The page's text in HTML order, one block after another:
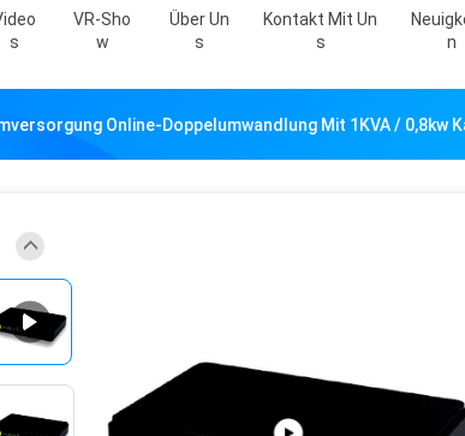
S
VR-Sho
W
Über Un
S
Kontakt Mit Un
S
N
Online-Doppelumwandlung Mit 1KVA / 0,8kw